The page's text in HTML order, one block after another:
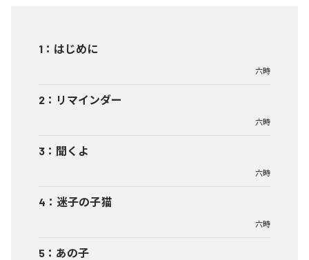
1 ： はじめに
六時
2 ： リマインダー
六時
3 ： 聞くよ
六時
4 ： 迷子の子猫
六時
5 ： あの子